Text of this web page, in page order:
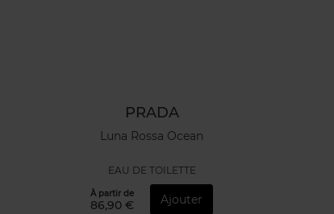
PRADA
Luna Rossa Ocean
EAU DE TOILETTE
À partir de
86,90 € Ajouter